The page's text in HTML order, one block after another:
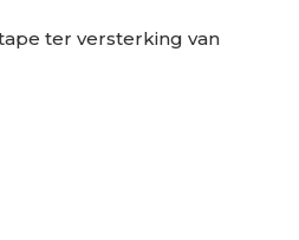
ter versterking van